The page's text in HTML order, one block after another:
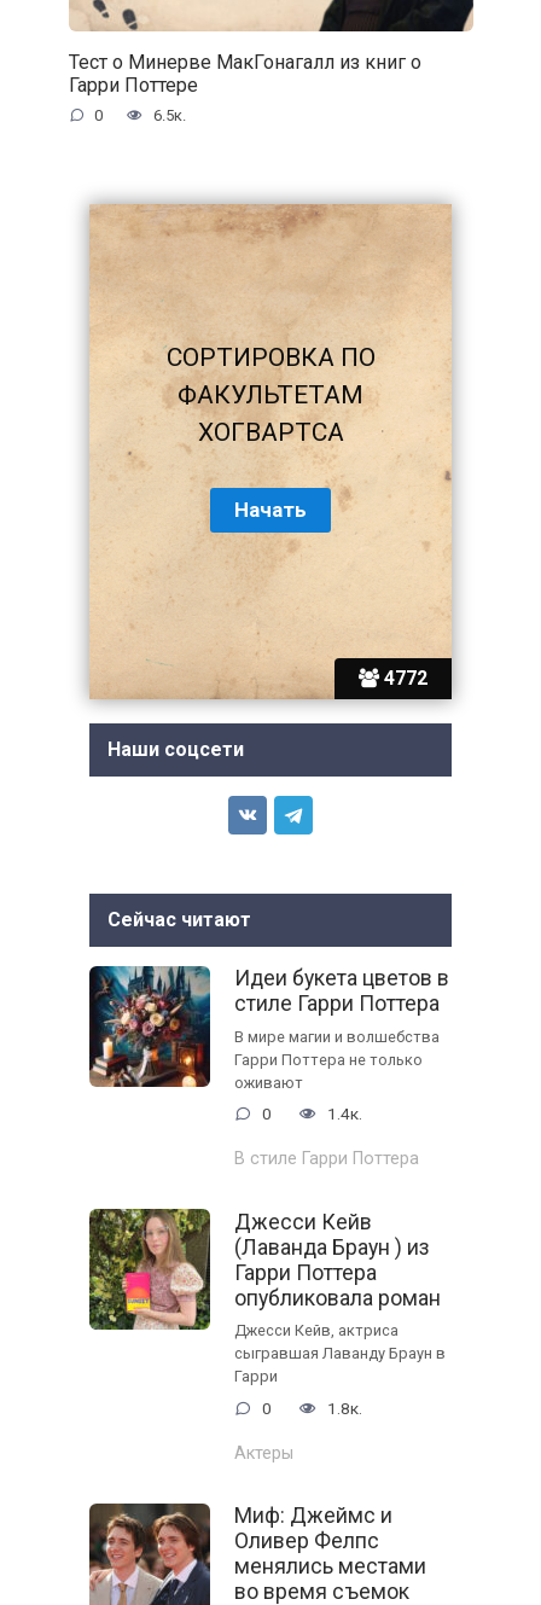
Тест о Минерве МакГонагалл из книг о
Гарри Поттере
0 6.5к.
4772
СОРТИРОВКА ПО
ФАКУЛЬТЕТАМ
ХОГВАРТСА
Наши соцсети
Сейчас читают
Идеи букета цветов в
стиле Гарри Поттера
В мире магии и волшебства
Гарри Поттера не только
оживают
0 1.4к.
В стиле Гарри Поттера
Джесси Кейв
(Лаванда Браун ) из
Гарри Поттера
опубликовала роман
Джесси Кейв, актриса
сыгравшая Лаванду Браун в
Гарри
0 1.8к.
Актеры
Миф: Джеймс и
Оливер Фелпс
менялись местами
во время съемок